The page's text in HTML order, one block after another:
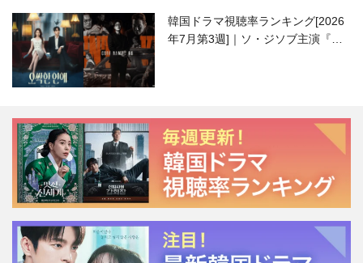
韓国ドラマ視聴率ランキング[2026
年7月第3週]｜ソ・ジソブ主演『エ